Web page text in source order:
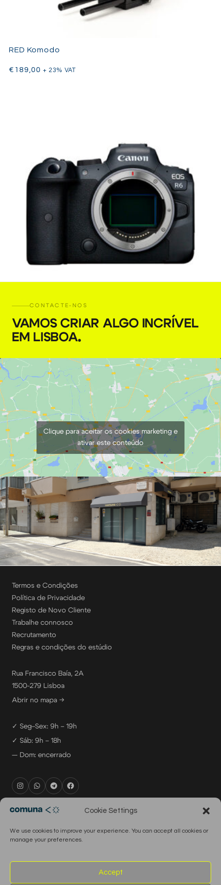
Cookie Settings
We use cookies to improve your experience. You can accept all cookies or
manage your preferences.
Accept
RED Komodo
€ 189,00 + 23% VAT
Câmara Mirrorless Canon EOS R6 RF
€59,00 + 23% VAT
CONTACTE-NOS
VAMOS CRIAR ALGO INCRÍVEL
EM LISBOA.
Clique para aceitar os cookies marketing e
ativar este conteúdo
Termos e Condições
Política de Privacidade
Registo de Novo Cliente
Trabalhe connosco
Recrutamento
Regras e condições do estúdio
Rua Francisco Baía, 2A
1500-279 Lisboa
Abrir no mapa →
✓ Seg–Sex: 9h – 19h
✓ Sáb: 9h – 18h
— Dom: encerrado
rental@comuna.pt
production@comuna.pt